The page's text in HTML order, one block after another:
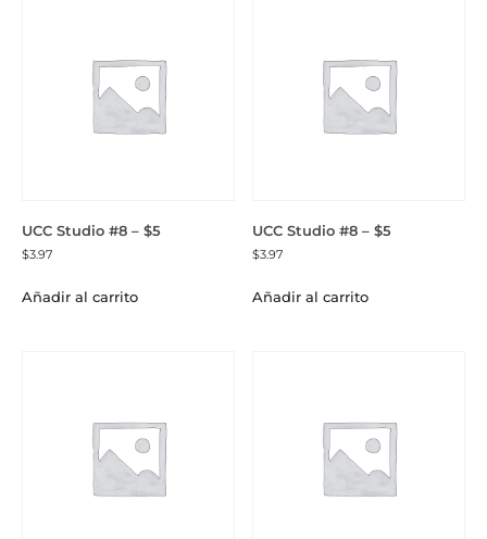
UCC Studio #8 – $5
$3.97
Añadir al carrito
UCC Studio #8 – $5
$3.97
Añadir al carrito